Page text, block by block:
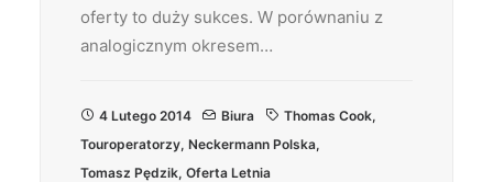
oferty to duży sukces. W porównaniu z
analogicznym okresem…
4 Lutego 2014 Biura Thomas Cook,
Touroperatorzy, Neckermann Polska,
Tomasz Pędzik, Oferta Letnia